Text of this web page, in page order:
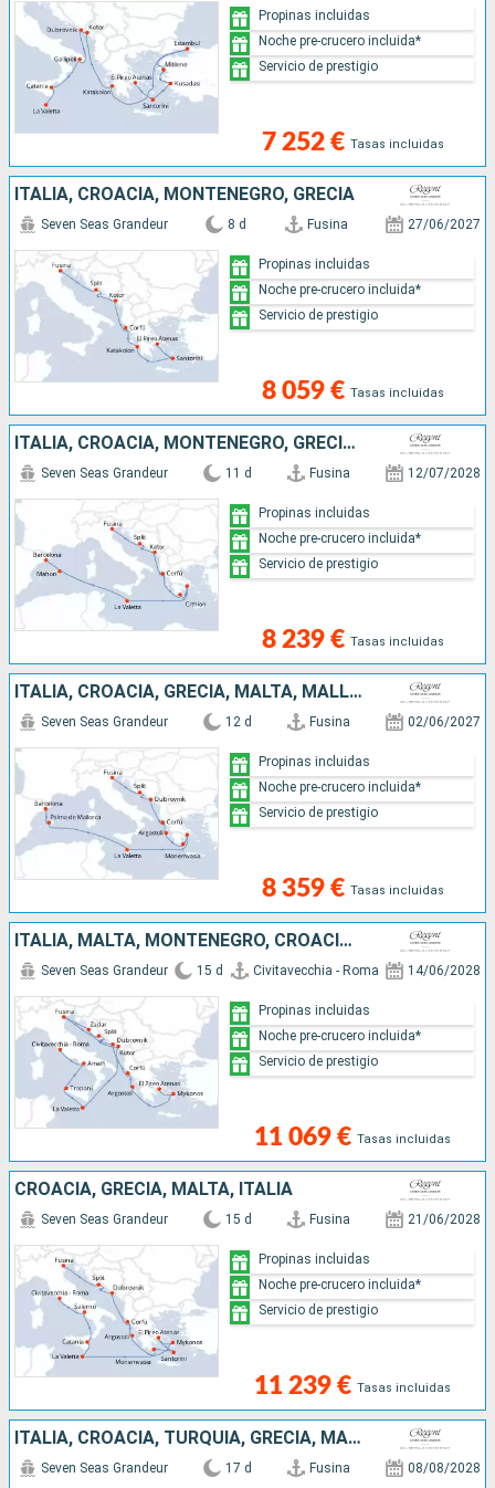
7 252 € Tasas incluidas
Propinas incluidas
Noche pre-crucero incluida*
Servicio de prestigio
ITALIA, CROACIA, MONTENEGRO, GRECIA
Seven Seas Grandeur 8 d Fusina 27/06/2027
8 059 € Tasas incluidas
Propinas incluidas
Noche pre-crucero incluida*
Servicio de prestigio
ITALIA, CROACIA, MONTENEGRO, GRECIA, MALTA, ESPAÑA
Seven Seas Grandeur 11 d Fusina 12/07/2028
8 239 € Tasas incluidas
Propinas incluidas
Noche pre-crucero incluida*
Servicio de prestigio
ITALIA, CROACIA, GRECIA, MALTA, MALLORCA, ESPAÑA
Seven Seas Grandeur 12 d Fusina 02/06/2027
8 359 € Tasas incluidas
Propinas incluidas
Noche pre-crucero incluida*
Servicio de prestigio
ITALIA, MALTA, MONTENEGRO, CROACIA, GRECIA
Seven Seas Grandeur 15 d Civitavecchia - Roma 14/06/2028
11 069 € Tasas incluidas
Propinas incluidas
Noche pre-crucero incluida*
Servicio de prestigio
CROACIA, GRECIA, MALTA, ITALIA
Seven Seas Grandeur 15 d Fusina 21/06/2028
11 239 € Tasas incluidas
Propinas incluidas
Noche pre-crucero incluida*
Servicio de prestigio
ITALIA, CROACIA, TURQUÍA, GRECIA, MALTA, MALLORCA, ESPAÑA
Seven Seas Grandeur 17 d Fusina 08/08/2028